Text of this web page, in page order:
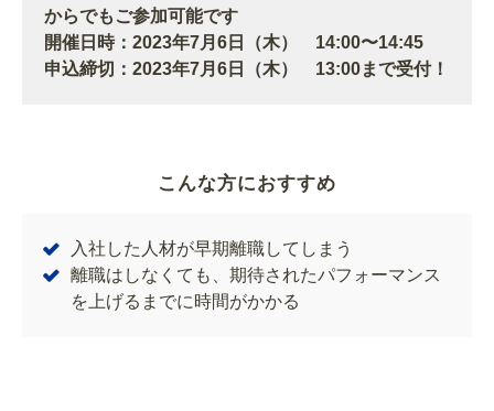
からでもご参加可能です
開催日時：2023年7月6日（木） 14:00〜14:45
申込締切：2023年7月6日（木） 13:00まで受付！
こんな方におすすめ
入社した人材が早期離職してしまう
離職はしなくても、期待されたパフォーマンス
を上げるまでに時間がかかる